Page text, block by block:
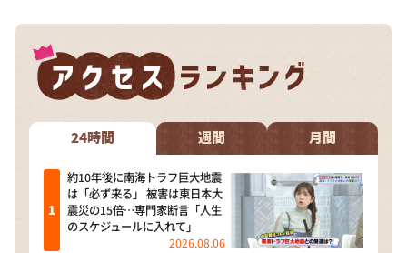
24時間 週間 月間
約10年後に南海トラフ巨大地震
は「必ず来る」 被害は東日本大
震災の15倍…専門家断言「人生
のスケジュールに入れて」
2026.08.06